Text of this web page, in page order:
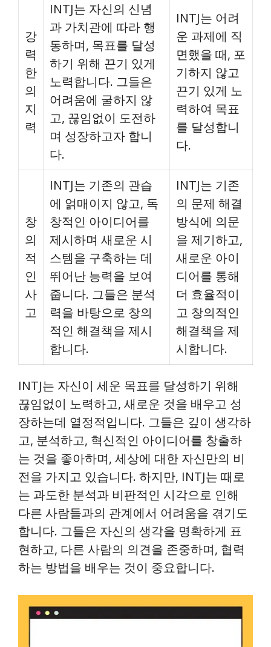
강
력
한
의
지
력
INTJ는 자신의 신념
과 가치관에 따라 행
동하며, 목표를 달성
하기 위해 끈기 있게
노력합니다. 그들은
어려움에 굴하지 않
고, 끊임없이 도전하
며 성장하고자 합니
다.
INTJ는 어려
운 과제에 직
면했을 때, 포
기하지 않고
끈기 있게 노
력하여 목표
를 달성합니
다.
창
의
적
인
사
고
INTJ는 기존의 관습
에 얽매이지 않고, 독
창적인 아이디어를
제시하며 새로운 시
스템을 구축하는 데
뛰어난 능력을 보여
줍니다. 그들은 분석
력을 바탕으로 창의
적인 해결책을 제시
합니다.
INTJ는 기존
의 문제 해결
방식에 의문
을 제기하고,
새로운 아이
디어를 통해
더 효율적이
고 창의적인
해결책을 제
시합니다.
INTJ는 자신이 세운 목표를 달성하기 위해
끊임없이 노력하고, 새로운 것을 배우고 성
장하는데 열정적입니다. 그들은 깊이 생각하
고, 분석하고, 혁신적인 아이디어를 창출하
는 것을 좋아하며, 세상에 대한 자신만의 비
전을 가지고 있습니다. 하지만, INTJ는 때로
는 과도한 분석과 비판적인 시각으로 인해
다른 사람들과의 관계에서 어려움을 겪기도
합니다. 그들은 자신의 생각을 명확하게 표
현하고, 다른 사람의 의견을 존중하며, 협력
하는 방법을 배우는 것이 중요합니다.